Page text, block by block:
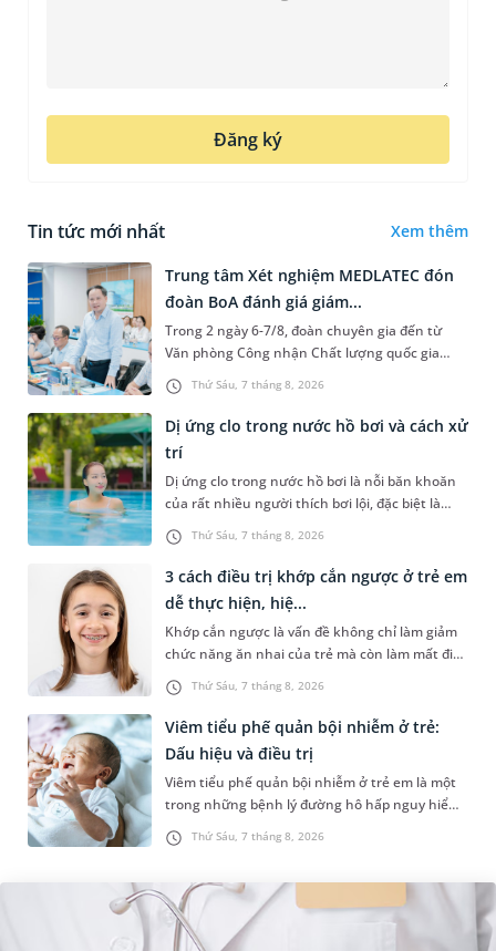
Đăng ký
Tin tức mới nhất Xem thêm
Thứ Sáu, 7 tháng 8, 2026
Trung tâm Xét nghiệm MEDLATEC đón
đoàn BoA đánh giá giám...
Trong 2 ngày 6-7/8, đoàn chuyên gia đến từ
Văn phòng Công nhận Chất lượng quốc gia
(BoA) đã ghi nhận và đánh giá cao nỗ lực duy trì
hệ thống quản lý chất lượ...
Thứ Sáu, 7 tháng 8, 2026
Dị ứng clo trong nước hồ bơi và cách xử
trí
Dị ứng clo trong nước hồ bơi là nỗi băn khoăn
của rất nhiều người thích bơi lội, đặc biệt là
những trường hợp thường xuyên bơi ở những
hồ bơi nhân tạo. Bài v...
Thứ Sáu, 7 tháng 8, 2026
3 cách điều trị khớp cắn ngược ở trẻ em
dễ thực hiện, hiệ...
Khớp cắn ngược là vấn đề không chỉ làm giảm
chức năng ăn nhai của trẻ mà còn làm mất đi
sự cân đối của khuôn mặt. Do đó, cần khắc
phục sớm tình trạng này để...
Thứ Sáu, 7 tháng 8, 2026
Viêm tiểu phế quản bội nhiễm ở trẻ:
Dấu hiệu và điều trị
Viêm tiểu phế quản bội nhiễm ở trẻ em là một
trong những bệnh lý đường hô hấp nguy hiểm,
thường bùng phát vào thời điểm giao mùa. Khi
những tổn thương ban đầ...